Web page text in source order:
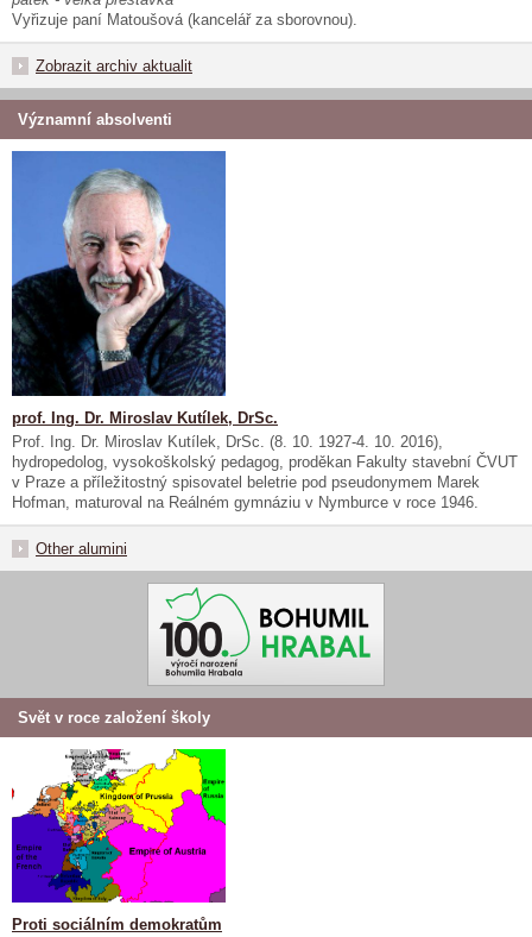
Vyřizuje paní Matoušová (kancelář za sborovnou).
Zobrazit archiv aktualit
Významní absolventi
prof. Ing. Dr. Miroslav Kutílek, DrSc.
Prof. Ing. Dr. Miroslav Kutílek, DrSc. (8. 10. 1927-4. 10. 2016),
hydropedolog, vysokoškolský pedagog, proděkan Fakulty stavební ČVUT
v Praze a příležitostný spisovatel beletrie pod pseudonymem Marek
Hofman, maturoval na Reálném gymnáziu v Nymburce v roce 1946.
Other alumini
Svět v roce založení školy
Proti sociálním demokratům